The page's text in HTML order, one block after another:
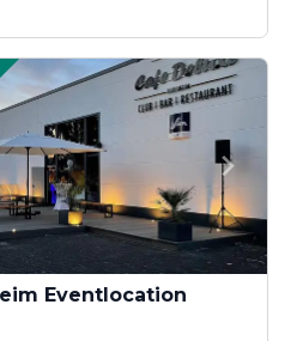
Eventlocation